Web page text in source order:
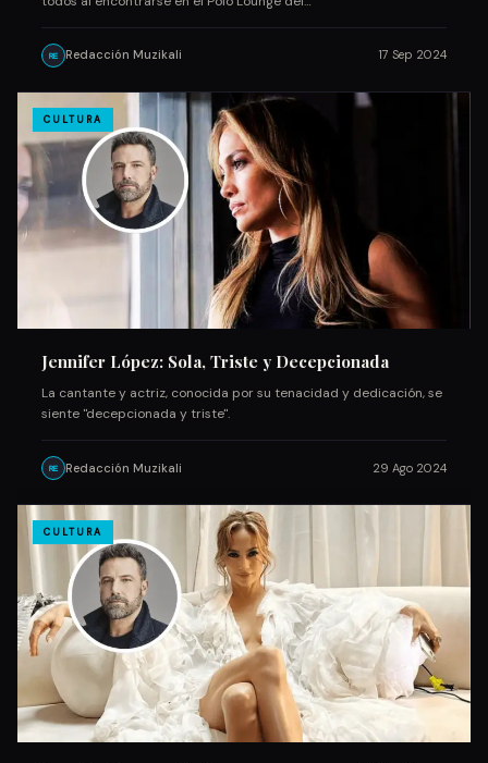
RE Redacción Muzikali 17 Sep 2024
CULTURA
Jennifer López: Sola, Triste y Decepcionada
La cantante y actriz, conocida por su tenacidad y dedicación, se
siente "decepcionada y triste".
RE Redacción Muzikali 29 Ago 2024
CULTURA